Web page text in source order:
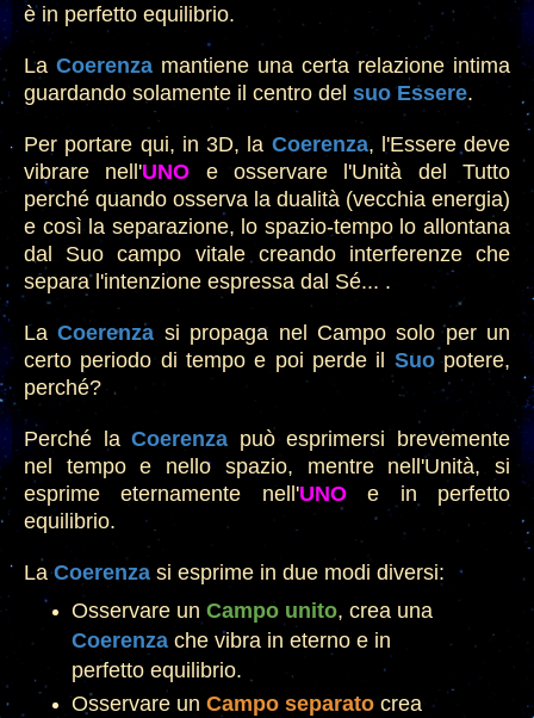
è in perfetto equilibrio.
La Coerenza mantiene una certa relazione intima
guardando solamente il centro del suo Essere.
Per portare qui, in 3D, la Coerenza, l'Essere deve
vibrare nell'UNO e osservare l'Unità del Tutto
perché quando osserva la dualità (vecchia energia)
e così la separazione, lo spazio-tempo lo allontana
dal Suo campo vitale creando interferenze che
separa l'intenzione espressa dal Sé... .
LaCoerenza si propaga nel Campo solo per un
certo periodo di tempo e poi perde il Suopotere,
perché?
Perché laCoerenza può esprimersi brevemente
nel tempo e nello spazio, mentre nell'Unità, si
esprime eternamente nell'UNOe in perfetto
equilibrio.
LaCoerenza si esprime in due modi diversi:
Osservare un Campo unito, crea una
Coerenzache vibra in eterno e in
perfetto equilibrio.
Osservare un Campo separatocrea